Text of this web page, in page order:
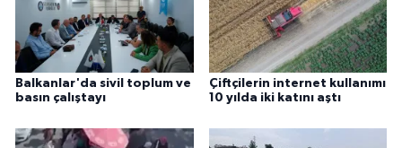
Balkanlar'da sivil toplum ve
basın çalıştayı
Çiftçilerin internet kullanımı
10 yılda iki katını aştı